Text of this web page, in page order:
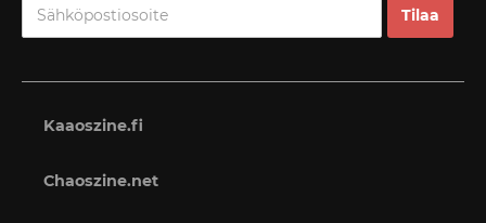
Kaaoszine.fi
Chaoszine.net